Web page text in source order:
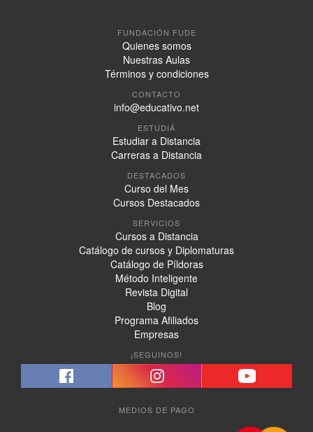
FUNDACIÓN FUDE
Quienes somos
Nuestras Aulas
Términos y condiciones
CONTACTO
info@educativo.net
ESTUDIÁ
Estudiar a Distancia
Carreras a Distancia
DESTACADOS
Curso del Mes
Cursos Destacados
SERVICIOS
Cursos a Distancia
Catálogo de cursos y Diplomaturas
Catálogo de Píldoras
Método Inteligente
Revista Digital
Blog
Programa Afiliados
Empresas
¡SEGUINOS!
MEDIOS DE PAGO